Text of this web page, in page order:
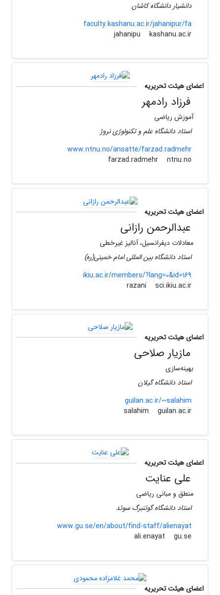
دانشیار دانشگاه کاشان
faculty.kashanu.ac.ir/jahanipur/fa
jahanipu
kashanu.ac.ir
اعضای هیئت تحریریه
فرزاد رادمهر
آموزش ریاضی
استاد دانشگاه علم و تکنولوژی نروژ
www.ntnu.no/ansatte/farzad.radmehr
ntnu.no
اعضای هیئت تحریریه
عبدالرحمن رازانی
معادلات دیفرانسیل، آنالیز غیرخطی
استاد دانشگاه بین المللی امام خمینی(ره)
ikiu.ac.ir/members/?lang=0&id=169
razani
sci.ikiu.ac.ir
اعضای هیئت تحریریه
مازیار صلاحی
بهینه‌سازی
استاد دانشگاه گیلان
guilan.ac.ir/~salahim
salahim
guilan.ac.ir
اعضای هیئت تحریریه
علی عنایت
منطق و مبانی ریاضی
استاد دانشگاه گوتنبرگ سوئد
www.gu.se/en/about/find-staff/alienayat
gu.se
اعضای هیئت تحریریه